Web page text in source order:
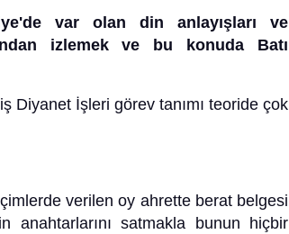
var olan din anlayışları ve
izlemek ve bu konuda Batı
Diyanet İşleri görev tanımı teoride çok
verilen oy ahrette berat belgesi
anahtarlarını satmakla bunun hiçbir